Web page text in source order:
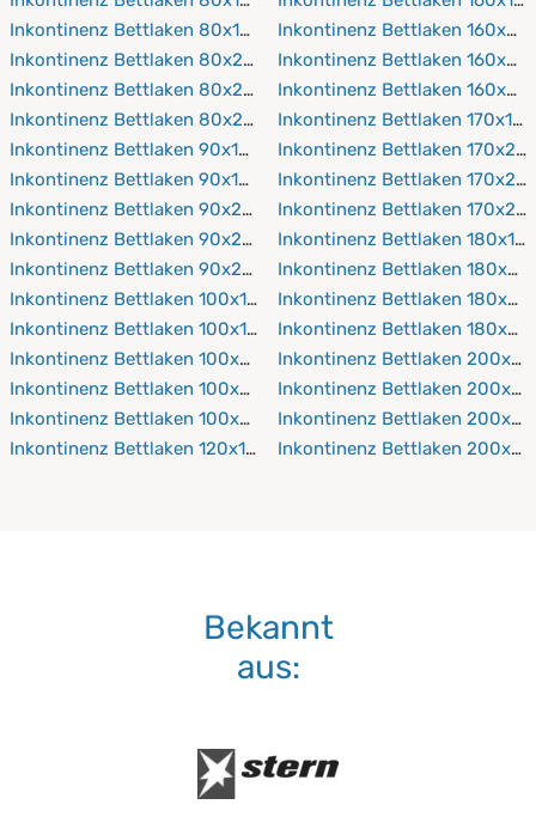
Inkontinenz Bettlaken 80x190 cm
Inkontinenz Bettlaken 80x200 cm
Inkontinenz Bettlaken 80x210 cm
Inkontinenz Bettlaken 80x220 cm
Inkontinenz Bettlaken 90x150 cm
Inkontinenz Bettlaken 90x190 cm
Inkontinenz Bettlaken 90x200 cm
Inkontinenz Bettlaken 90x210 cm
Inkontinenz Bettlaken 90x220 cm
Inkontinenz Bettlaken 100x150 cm
Inkontinenz Bettlaken 100x190 cm
Inkontinenz Bettlaken 100x200 cm
Inkontinenz Bettlaken 100x210 cm
Inkontinenz Bettlaken 100x220 cm
Inkontinenz Bettlaken 120x190 cm
Inkontinenz Bettlaken
Inkontinenz Bettlaken
Inkontinenz Bettlaken
Inkontinenz Bettlaken
Inkontinenz Bettlaken
Inkontinenz Bettlaken
Inkontinenz Bettlaken
Inkontinenz Bettlaken
Inkontinenz Bettlaken
Inkontinenz Bettlaken
Inkontinenz Bettlaken
Inkontinenz Bettlaken
Inkontinenz Bettlaken
Inkontinenz Bettlaken
Inkontinenz Bettlaken
Bekannt
aus: